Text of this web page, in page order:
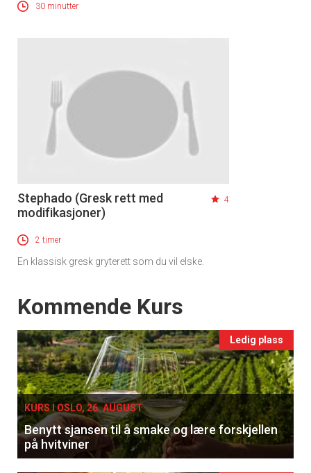
×
Få ukentlige nyhetsbrev fra
Apéritif
Vi tilbyr flere ukentlige nyhetsbrev. Du
kan fritt velge hvilke du ønsker å få
tilsendt.
30 minutter
Stephado (Gresk rett med
modifikasjoner)
4
2 timer
En klassisk gresk gryterett som du vil elske.
Events
Kommende Kurs
Ledig plass
KURS I OSLO, 26. AUGUST
Benytt sjansen til å smake og lære forskjellen
på hvitviner